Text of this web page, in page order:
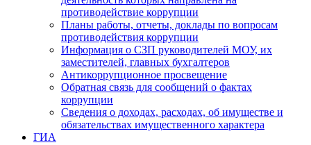
противодействие коррупции
Планы работы, отчеты, доклады по вопросам
противодействия коррупции
Информация о СЗП руководителей МОУ, их
заместителей, главных бухгалтеров
Антикоррупционное просвещение
Обратная связь для сообщений о фактах
коррупции
Сведения о доходах, расходах, об имуществе и
обязательствах имущественного характера
ГИА